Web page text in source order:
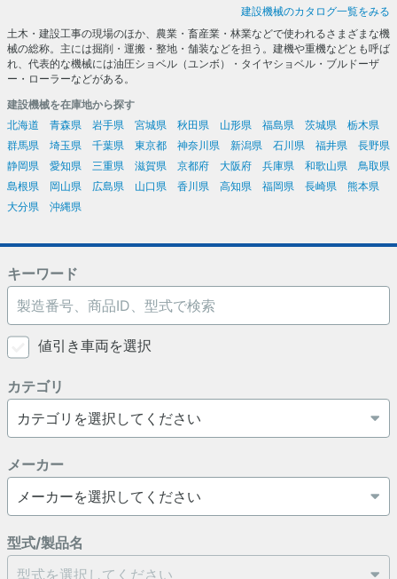
建設機械のカタログ一覧をみる
土木・建設工事の現場のほか、農業・畜産業・林業などで使われるさまざまな機
械の総称。主には掘削・運搬・整地・舗装などを担う。建機や重機などとも呼ば
れ、代表的な機械には油圧ショベル（ユンボ）・タイヤショベル・ブルドーザ
ー・ローラーなどがある。
建設機械を在庫地から探す
北海道
青森県 岩手県 宮城県 秋田県 山形県 福島県 茨城県
栃木県
群馬県
埼玉県 千葉県 東京都 神奈川県 新潟県 石川県 福井県
長野県
静岡県
愛知県 三重県 滋賀県 京都府 大阪府 兵庫県 和歌山県
鳥取県
島根県
岡山県 広島県 山口県 香川県 高知県 福岡県 長崎県
熊本県
大分県
沖縄県
キーワード
値引き車両を選択
カテゴリ
メーカー
型式/製品名